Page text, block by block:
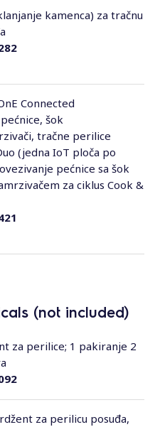
kamenca) za tračnu
Connected
šok
tračne perilice
(jedna IoT ploča po
pećnice sa šok
za ciklus Cook &
(not included)
za perilice; 1 pakiranje 2
za perilicu posuđa,